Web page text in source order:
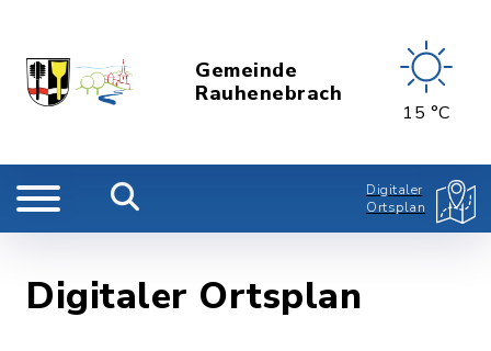
Gemeinde
Rauhenebrach
15 °C
Digitaler
Ortsplan
Digitaler Ortsplan